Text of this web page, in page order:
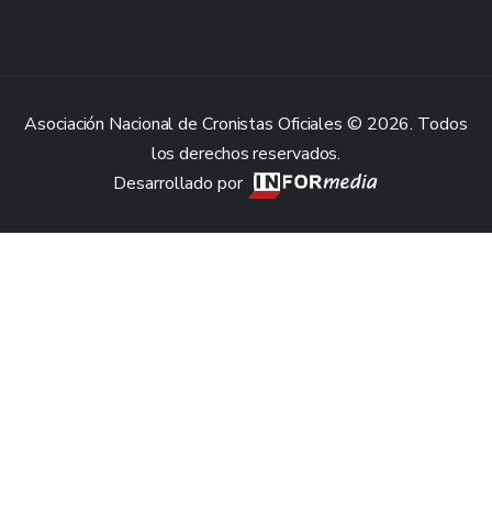
Asociación Nacional de Cronistas Oficiales © 2026. Todos
los derechos reservados.
Desarrollado por